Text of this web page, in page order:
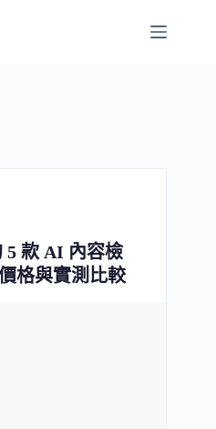
5 款 AI 內容檢
格與實測比較